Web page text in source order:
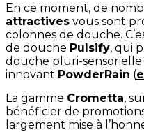
En ce moment, de
attractives vous sont
colonnes de douche.
de douche Pulsify, qui
douche pluri-
innovant PowderRain (
La gamme Crometta,
bénéficier de
largement mise à